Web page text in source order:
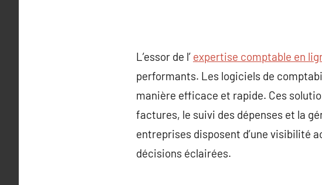
L’essor de l’ expertise comptable en
performants. Les logiciels de
manière efficace et rapide. Ces
factures, le suivi des dépenses et la
entreprises disposent d’une visibilité
décisions éclairées.